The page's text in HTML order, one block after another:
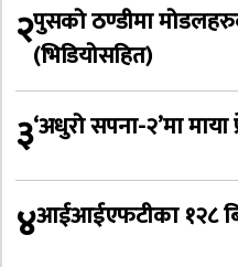
२पुसको ठण्डीमा
(भिडियोसहित)
३‘अधुरो सपना-२’मा
४आईआईएफटीका १२८